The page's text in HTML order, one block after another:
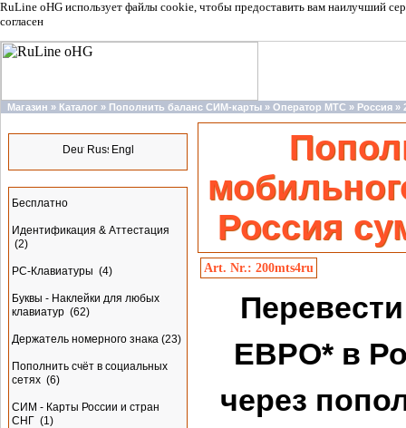
RuLine oHG использует файлы cookie, чтобы предоставить вам наилучший
согласен
Магазин » Каталог » Пополнить баланс СИМ-карты » Оператор МТС » Россия »
Бесплатно
Идентификация & Аттестация
(2)
PC-Клавиатуры (4)
Буквы - Наклейки для любых
клавиатур (62)
Держатель номерного знака (23)
Пополнить счёт в социальных
сетях (6)
СИМ - Карты России и стран
СНГ (1)
Россия
Art. Nr.: 200mts4ru
ЕВРО* в
через